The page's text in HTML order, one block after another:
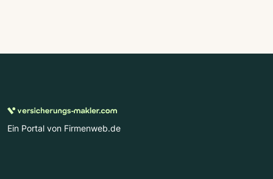
Ein Portal von Firmenweb.de